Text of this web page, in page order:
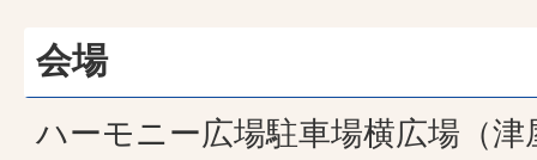
会場
ハーモニー広場駐車場横広場（津